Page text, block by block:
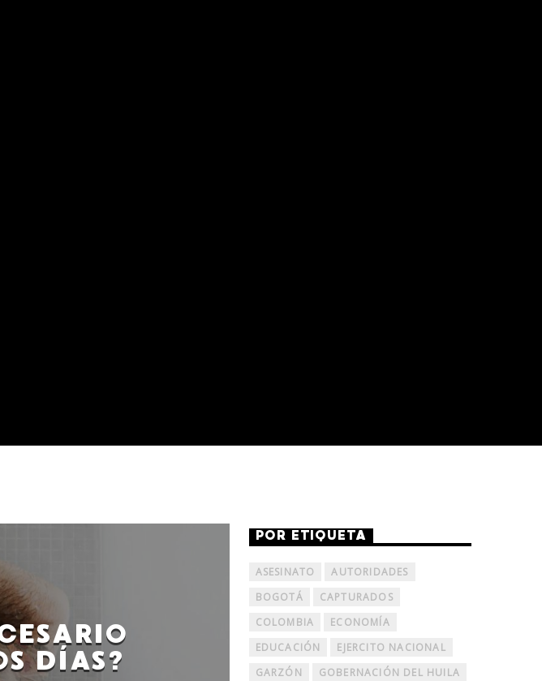
DÍAS?
POR ETIQUETA
ASESINATO
AUTORIDADES
BOGOTÁ
CAPTURADOS
COLOMBIA
ECONOMÍA
EDUCACIÓN
EJERCITO NACIONAL
GARZÓN
GOBERNACIÓN DEL HUILA